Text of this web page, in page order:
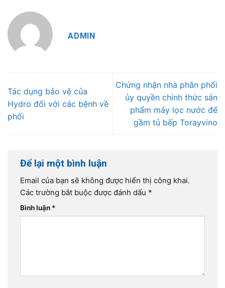
ADMIN
Tác dụng bảo vệ của
Hydro đối với các bệnh về
phổi
Chứng nhận nhà phân phối
ủy quyền chính thức sản
phẩm máy lọc nước để
gầm tủ bếp Torayvino
Để lại một bình luận
Email của bạn sẽ không được hiển thị công khai.
Các trường bắt buộc được đánh dấu *
Bình luận *